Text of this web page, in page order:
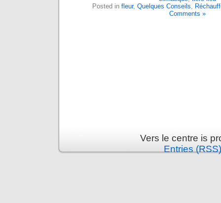
Posted in fleur, Quelques Conseils,
Comments »
Vers le centre is
Entries (RSS)